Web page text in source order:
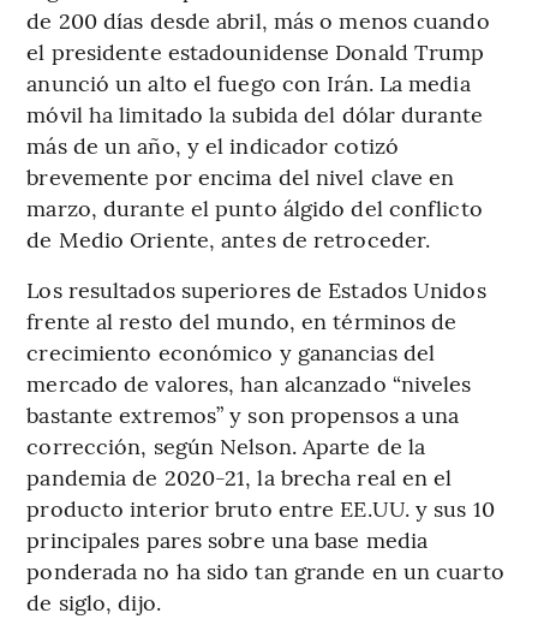
de 200 días desde abril, más o menos cuando
el presidente estadounidense Donald Trump
anunció un alto el fuego con Irán. La media
móvil ha limitado la subida del dólar durante
más de un año, y el indicador cotizó
brevemente por encima del nivel clave en
marzo, durante el punto álgido del conflicto
de Medio Oriente, antes de retroceder.
Los resultados superiores de Estados Unidos
frente al resto del mundo, en términos de
crecimiento económico y ganancias del
mercado de valores, han alcanzado “niveles
bastante extremos” y son propensos a una
corrección, según Nelson. Aparte de la
pandemia de 2020-21, la brecha real en el
producto interior bruto entre EE.UU. y sus 10
principales pares sobre una base media
ponderada no ha sido tan grande en un cuarto
de siglo, dijo.